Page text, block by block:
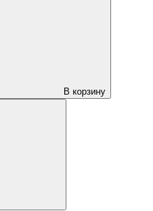
В корзину